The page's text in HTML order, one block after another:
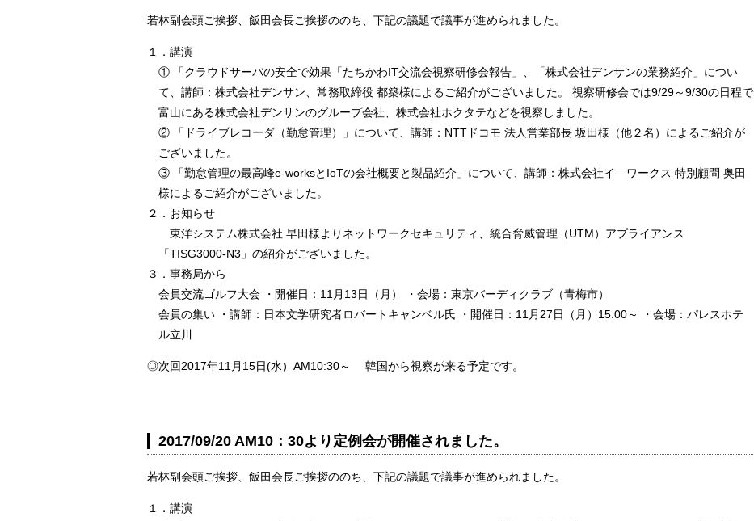
若林副会頭ご挨拶、飯田会長ご挨拶ののち、下記の議題で議事が進められました。
１．講演
① 「クラウドサーバの安全で効果「たちかわIT交流会視察研修会報告」、「株式会社デンサンの業務紹介」につい
て、講師：株式会社デンサン、常務取締役 都築様によるご紹介がございました。 視察研修会では9/29～9/30の日程で
富山にある株式会社デンサンのグループ会社、株式会社ホクタテなどを視察しました。
② 「ドライブレコーダ（勤怠管理）」について、講師：NTTドコモ 法人営業部長 坂田様（他２名）によるご紹介が
ございました。
③ 「勤怠管理の最高峰e-worksとIoTの会社概要と製品紹介」について、講師：株式会社イ―ワークス 特別顧問 奥田
様によるご紹介がございました。
２．お知らせ
東洋システム株式会社 早田様よりネットワークセキュリティ、統合脅威管理（UTM）アプライアンス
「TISG3000-N3」の紹介がございました。
３．事務局から
会員交流ゴルフ大会 ・開催日：11月13日（月） ・会場：東京バーディクラブ（青梅市）
会員の集い ・講師：日本文学研究者ロバートキャンベル氏 ・開催日：11月27日（月）15:00～ ・会場：パレスホテ
ル立川
◎次回2017年11月15日(水）AM10:30～ 韓国から視察が来る予定です。
2017/09/20 AM10：30より定例会が開催されました。
若林副会頭ご挨拶、飯田会長ご挨拶ののち、下記の議題で議事が進められました。
１．講演